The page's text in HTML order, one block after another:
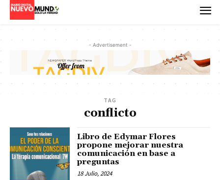
- Advertisement -
TAG
conflicto
Libro de Edymar Flores
propone mejorar nuestra
comunicación en base a
preguntas
18 Julio, 2024